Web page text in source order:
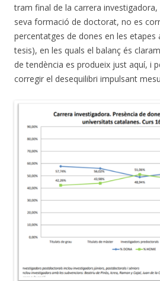
tram final de la carrera
seva formació de doctorat, no es
percentatges de dones en les etapes
tesis), en les quals el balanç és
de tendència es produeix just aquí, i
corregir el desequilibri impulsant